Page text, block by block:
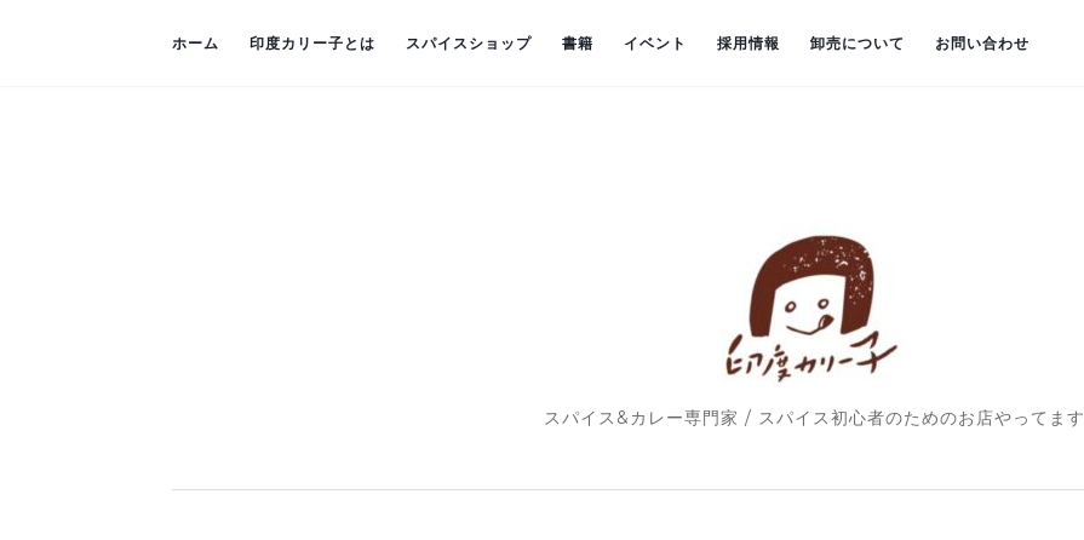
ホーム 印度カリー子とは スパイスショップ 書籍 イベント 採用情報 卸売について お問い合わせ
スパイス&カレー専門家 / スパイス初心者のためのお店やってます